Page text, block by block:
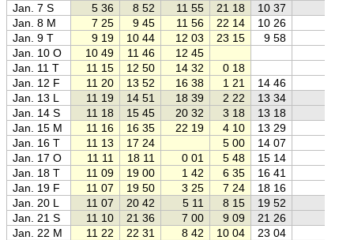
Jan. 7 S
5 36 8 52 11 55 21 18
10 37
Jan. 8 M
7 25 9 45 11 56 22 14
10 26
Jan. 9 T
9 19 10 44 12 03 23 15
9 58
Jan. 10 O
10 49 11 46
12 45
Jan. 11 T
11 15 12 50 14 32
0 18
Jan. 12 F
11 20 13 52 16 38 1 21
14 46
Jan. 13 L
11 19 14 51 18 39 2 22
13 34
Jan. 14 S
11 18 15 45 20 32 3 18
13 18
Jan. 15 M
11 16 16 35 22 19 4 10
13 29
Jan. 16 T
11 13 17 24 5 00
14 07
Jan. 17 O
11 11 18 11 0 01 5 48
15 14
Jan. 18 T
11 09 19 00 1 42 6 35
16 41
Jan. 19 F
11 07 19 50 3 25 7 24
18 16
Jan. 20 L
11 07 20 42 5 11 8 15
19 52
Jan. 21 S
11 10 21 36 7 00 9 09
21 26
Jan. 22 M
11 22 22 31 8 42 10 04
23 04